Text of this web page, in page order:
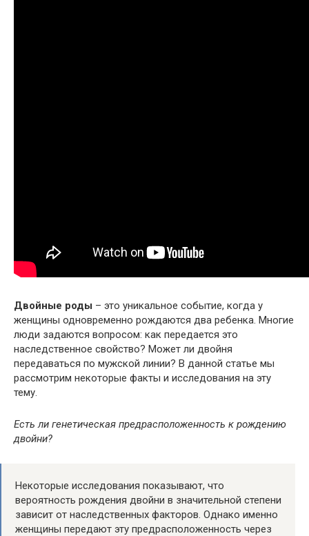
Двойные роды – это уникальное событие, когда у
женщины одновременно рождаются два ребенка. Многие
люди задаются вопросом: как передается это
наследственное свойство? Может ли двойня
передаваться по мужской линии? В данной статье мы
рассмотрим некоторые факты и исследования на эту
тему.
Есть ли генетическая предрасположенность к рождению
двойни?
Некоторые исследования показывают, что
вероятность рождения двойни в значительной степени
зависит от наследственных факторов. Однако именно
женщины передают эту предрасположенность через